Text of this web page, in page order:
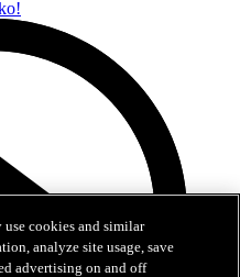
use cookies and similar
analyze site usage, save
advertising on and off